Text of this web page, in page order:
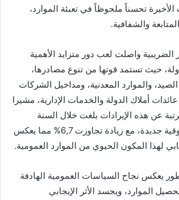
تحسناً ملحوظاً في تعبئة الموارد،
والشفافية.
الضريبية واصلت لعب دور متزايد الأهمية
حيث تستمد قوتها من تنوع مصادرها،
والموارد المعدنية، ومداخيل الشركات
أملاك الدولة والخدمات الإدارية، مشيرا
عن هذه الإيرادات بلغت خلال السنة
الماضية 29.4 مليار أوقية جديدة، مع زيادة تجاوزت 6,7% مما يعكس
لهذا المكون الحيوي من الموارد العمومية.
يعكس نجاح السياسات العمومية الهادفة
الموارد، ويجسد الأثر الإيجابي